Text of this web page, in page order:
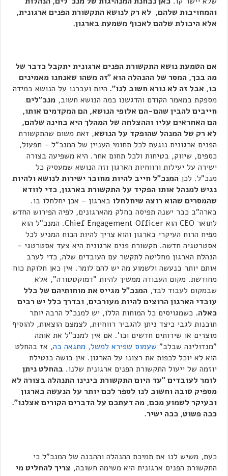
והמחויבות שלהם, לא רק לנושא התקשורת הפנים ארגונית,
אלא היכולת שלהם לאכוף משמעת בארגון.
אם הטמעת נושא התקשורת הפנים ארגונית יתקבל כדבר של
מה בכך, המסר של ההנהלה הוא "זה משהו שאנחנו מאמינים
בו, אבל זה לא נורא חשוב לנו". היות ועברנו על הנושא במידה
מספקת במאמר הקודם והדגשנו כמה הנושא חשוב,מנכ"לים
חייבים להבין שהם-הם אלופי הנושא, הם המקדמים אותו,
הם האחראים עליו וההצלחה של המהלך היא בחינה שלהם,
לא רק של המנהל שהופקד על הנושא, זאת משום שהתקשורת
הפנים ארגונית נוגעת לכל תחומי העניין של המנכ"ל – תפעול,
כספים, שיווק, בטיחות ולכל תחום אחר. היא משפיעה בצורה
ישירה על יעילות ורווחיות הארגון וזה הנושא שמעסיק כל
מנכ"ל. לכןהמנכ"ל חייב להיות מחובר ישירות לנושא ולהיות
נגיש למנהל אותו הפקיד על התקשורת בארגון, כדי לוודא
שהמסרים שהוא רוצה שיחלחלו בארגון – אכן יחלחלו בו.
בארה"ב כבר ישנה תפיסה בחלק מהארגונים, לפיה הפירוש החדש
לתואר CEO הוא Chief Engagement Officer. המנכ"ל הוא
מפיח הרוח העיקרי בארגון והוא צריך להיות הכוח המניע לכל
אסטרטגיה חדשה. תקשורת פנים ארגונית היא צעד אסטרטגי –
הנהלת הארגון מחליטה לתקשר עם העובדים שלה, כדי לערב
אותם יותר בנעשה ולשמוע מה יש להם לומר. אין כאן חלוקת כוח
מחודשת. מקום העבודה ממשיך להיות "דמוקטטורה", אלא
שבמקום לעבוד לבד,המנכ"ל מגייס את מוחותיהם של כלל
עובדי הארגון הרוצים להיות מעורבים, ובדרך כלל יש רבים
כאלה. כשמגויסים כל המוחות הללו, יש למנכ"ל הרבה יותר
תובנות לגבי כיצד ניתן להגביר רווחיות, לצמצם הוצאות, להוסיף
מוצרים או שירותים חדשים וכו'. אם אין למנכ"ל את אותה
"מנדולינה שבלב" שעמוס שפירא למשל, מתגאה בה, אז בהחלט
הוא לא יוכל לכפות את רצונו על הארגון. אין בושה בנטילת
יוזמה של ייעול התקשורת הפנים ארגונית שלנו. בהחלט ניתן
לומר לעובדים "עד היום התקשורת בינינו התנהלה בצורה לא
מספיק טובה וחשוב לנו לספר לכם יותר על הנעשה בארגון
ובעיקר לשמוע מכם, מה דעתכם על הדברים הקורים אצלנו".
ככה פשוט, ככה ישיר.
כעת, משיש לנו את תמיכת ההנהלה וההבנה של המנכ"ל כי
התקשורת הפנים ארגונית היא משימה חשובה, צריך להחליט מי